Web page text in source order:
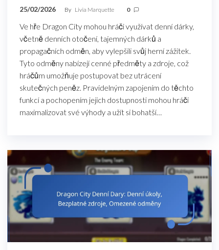
25/02/2026 By Livia Marquette 0
Ve hře Dragon City mohou hráči využívat denní dárky,
včetně denních otočení, tajemných dárků a
propagačních odměn, aby vylepšili svůj herní zážitek.
Tyto odměny nabízejí cenné předměty a zdroje, což
hráčům umožňuje postupovat bez utrácení
skutečných peněz. Pravidelným zapojením do těchto
funkcí a pochopením jejich dostupnosti mohou hráči
maximalizovat své výhody a užít si bohatší…